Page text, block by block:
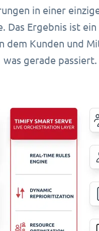
in einer
Das Ergebnis ist
dem Kunden und
was gerade passiert.